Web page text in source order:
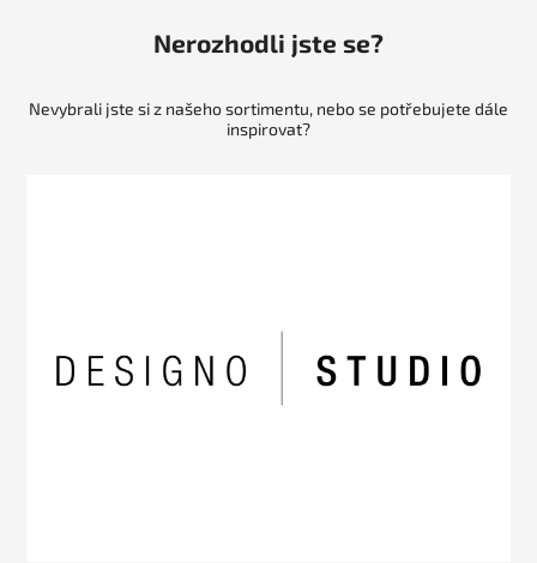
Nerozhodli jste se?
Nevybrali jste si z našeho sortimentu, nebo se potřebujete dále
inspirovat?